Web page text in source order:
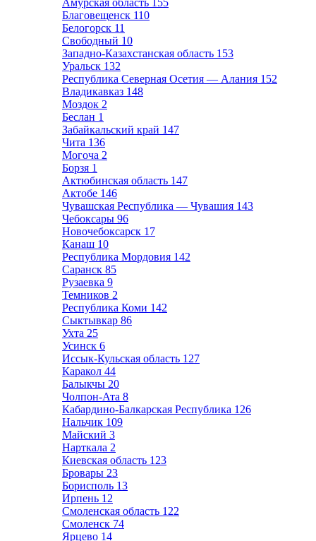
Амурская область 155
Благовещенск 110
Белогорск 11
Свободный 10
Западно-Казахстанская область 153
Уральск 132
Республика Северная Осетия — Алания 152
Владикавказ 148
Моздок 2
Беслан 1
Забайкальский край 147
Чита 136
Могоча 2
Борзя 1
Актюбинская область 147
Актобе 146
Чувашская Республика — Чувашия 143
Чебоксары 96
Новочебоксарск 17
Канаш 10
Республика Мордовия 142
Саранск 85
Рузаевка 9
Темников 2
Республика Коми 142
Сыктывкар 86
Ухта 25
Усинск 6
Иссык-Кульская область 127
Каракол 44
Балыкчы 20
Чолпон-Ата 8
Кабардино-Балкарская Республика 126
Нальчик 109
Майский 3
Нарткала 2
Киевская область 123
Бровары 23
Борисполь 13
Ирпень 12
Смоленская область 122
Смоленск 74
Ярцево 14